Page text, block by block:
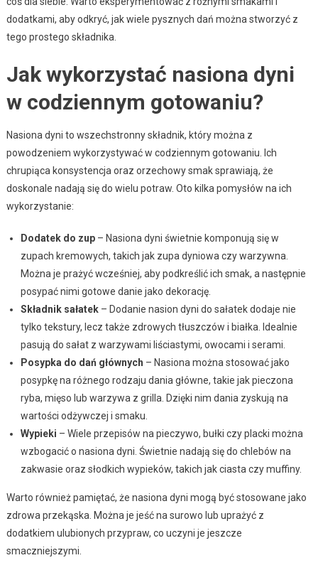
dodatkami, aby odkryć, jak wiele pysznych dań można stworzyć z
tego prostego składnika.
Jak wykorzystać nasiona dyni
w codziennym gotowaniu?
Nasiona dyni to wszechstronny składnik, który można z
powodzeniem wykorzystywać w codziennym gotowaniu. Ich
chrupiąca konsystencja oraz orzechowy smak sprawiają, że
doskonale nadają się do wielu potraw. Oto kilka pomysłów na ich
wykorzystanie:
Dodatek do zup– Nasiona dyni świetnie komponują się w
zupach kremowych, takich jak zupa dyniowa czy warzywna.
Można je prażyć wcześniej, aby podkreślić ich smak, a następnie
posypać nimi gotowe danie jako dekorację.
Składnik sałatek– Dodanie nasion dyni do sałatek dodaje nie
tylko tekstury, lecz także zdrowych tłuszczów i białka. Idealnie
pasują do sałat z warzywami liściastymi, owocami i serami.
Posypka do dań głównych – Nasiona można stosować jako
posypkę na różnego rodzaju dania główne, takie jak pieczona
ryba, mięso lub warzywa z grilla. Dzięki nim dania zyskują na
wartości odżywczej i smaku.
Wypieki – Wiele przepisów na pieczywo, bułki czy placki można
wzbogacić o nasiona dyni. Świetnie nadają się do chlebów na
zakwasie oraz słodkich wypieków, takich jak ciasta czy muffiny.
Warto również pamiętać, że nasiona dyni mogą być stosowane jako
zdrowa przekąska. Można je jeść na surowo lub uprażyć z
dodatkiem ulubionych przypraw, co uczyni je jeszcze
smaczniejszymi.